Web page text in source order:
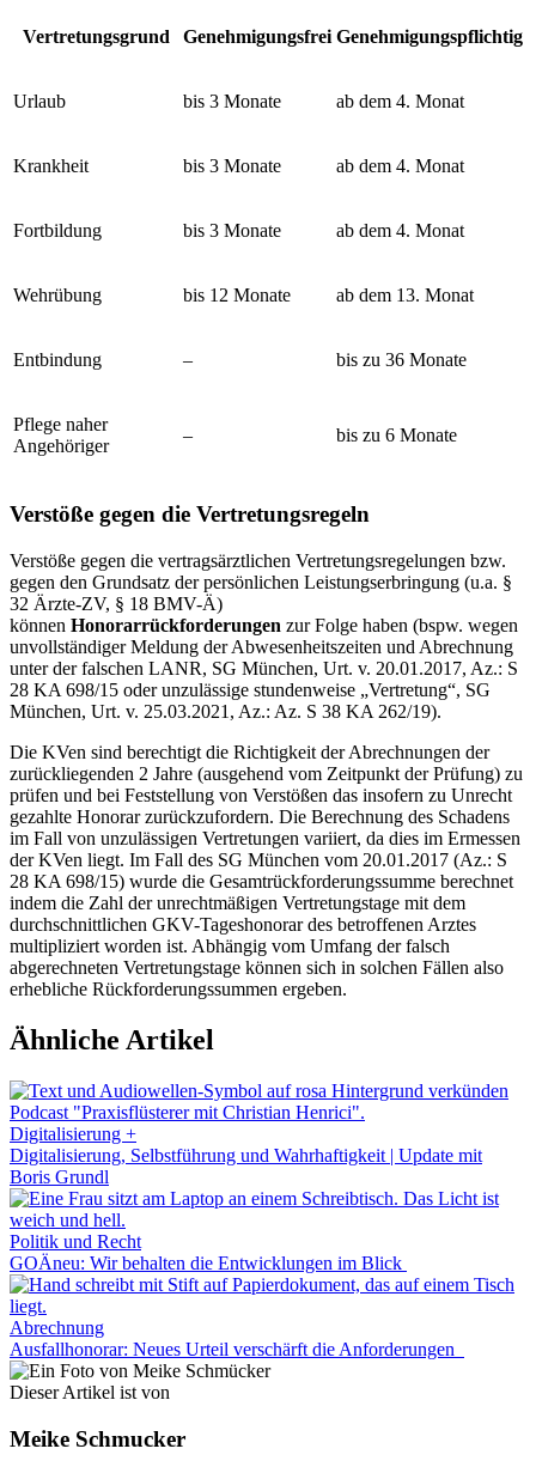
Vertretungsgrund Genehmigungsfrei Genehmigungspflichtig
Urlaub bis 3 Monate ab dem 4. Monat
Krankheit bis 3 Monate ab dem 4. Monat
Fortbildung bis 3 Monate ab dem 4. Monat
Wehrübung bis 12 Monate ab dem 13. Monat
Entbindung – bis zu 36 Monate
Pflege naher
Angehöriger
– bis zu 6 Monate
Verstöße gegen die Vertretungsregeln
Verstöße gegen die vertragsärztlichen Vertretungsregelungen bzw.
gegen den Grundsatz der persönlichen Leistungserbringung (u.a. §
32 Ärzte-ZV, § 18 BMV-Ä)
können Honorarrückforderungen zur Folge haben (bspw. wegen
unvollständiger Meldung der Abwesenheitszeiten und Abrechnung
unter der falschen LANR, SG München, Urt. v. 20.01.2017, Az.: S
28 KA 698/15 oder unzulässige stundenweise „Vertretung“, SG
München, Urt. v. 25.03.2021, Az.: Az. S 38 KA 262/19).
Die KVen sind berechtigt die Richtigkeit der Abrechnungen der
zurückliegenden 2 Jahre (ausgehend vom Zeitpunkt der Prüfung) zu
prüfen und bei Feststellung von Verstößen das insofern zu Unrecht
gezahlte Honorar zurückzufordern. Die Berechnung des Schadens
im Fall von unzulässigen Vertretungen variiert, da dies im Ermessen
der KVen liegt. Im Fall des SG München vom 20.01.2017 (Az.: S
28 KA 698/15) wurde die Gesamtrückforderungssumme berechnet
indem die Zahl der unrechtmäßigen Vertretungstage mit dem
durchschnittlichen GKV-Tageshonorar des betroffenen Arztes
multipliziert worden ist. Abhängig vom Umfang der falsch
abgerechneten Vertretungstage können sich in solchen Fällen also
erhebliche Rückforderungssummen ergeben.
Ähnliche Artikel
Digitalisierung +
Digitalisierung, Selbstführung und Wahrhaftigkeit | Update mit
Boris Grundl
Politik und Recht
GOÄneu: Wir behalten die Entwicklungen im Blick
Abrechnung
Ausfallhonorar: Neues Urteil verschärft die Anforderungen
Dieser Artikel ist von
Meike Schmucker